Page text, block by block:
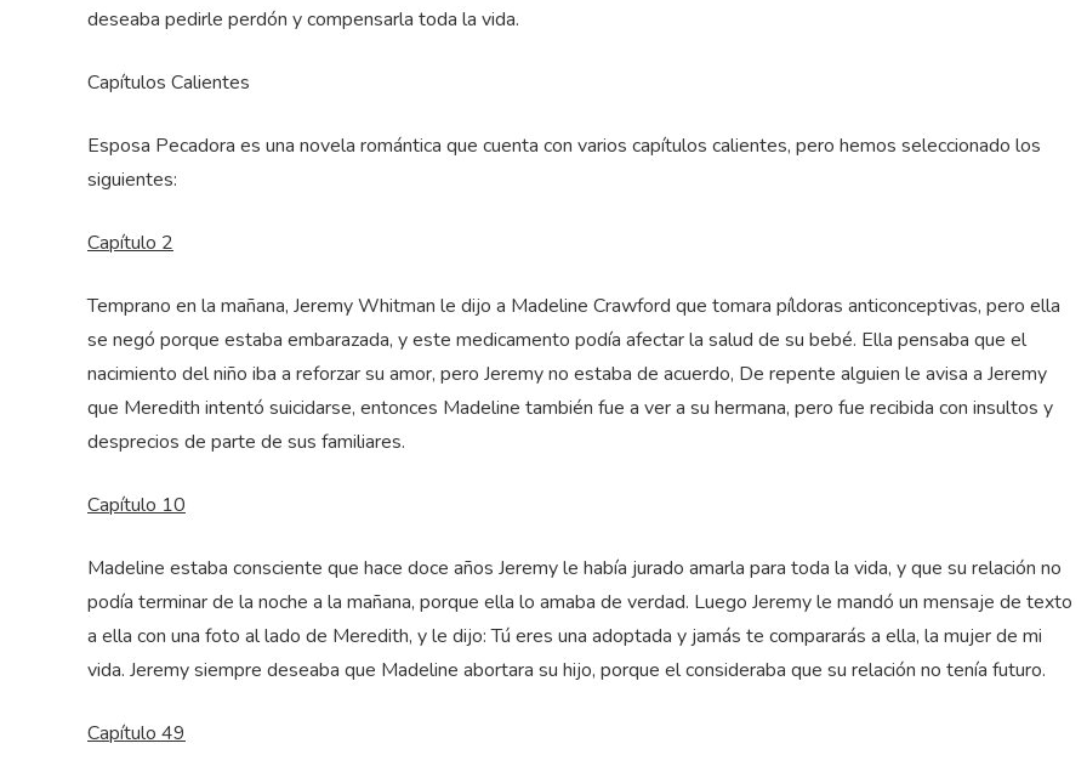
deseaba pedirle perdón y compensarla toda la vida.
Capítulos Calientes
Esposa Pecadora es una novela romántica que cuenta con varios capítulos calientes, pero hemos seleccionado los
siguientes:
Capítulo 2
Temprano en la mañana, Jeremy Whitman le dijo a Madeline Crawford que tomara píldoras anticonceptivas, pero ella
se negó porque estaba embarazada, y este medicamento podía afectar la salud de su bebé. Ella pensaba que el
nacimiento del niño iba a reforzar su amor, pero Jeremy no estaba de acuerdo, De repente alguien le avisa a Jeremy
que Meredith intentó suicidarse, entonces Madeline también fue a ver a su hermana, pero fue recibida con insultos y
desprecios de parte de sus familiares.
Capítulo 10
Madeline estaba consciente que hace doce años Jeremy le había jurado amarla para toda la vida, y que su relación no
podía terminar de la noche a la mañana, porque ella lo amaba de verdad. Luego Jeremy le mandó un mensaje de texto
a ella con una foto al lado de Meredith, y le dijo: Tú eres una adoptada y jamás te compararás a ella, la mujer de mi
vida. Jeremy siempre deseaba que Madeline abortara su hijo, porque el consideraba que su relación no tenía futuro.
Capítulo 49